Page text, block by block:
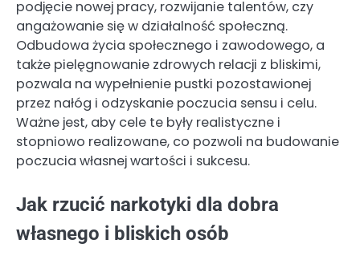
podjęcie nowej pracy, rozwijanie talentów, czy
angażowanie się w działalność społeczną.
Odbudowa życia społecznego i zawodowego, a
także pielęgnowanie zdrowych relacji z bliskimi,
pozwala na wypełnienie pustki pozostawionej
przez nałóg i odzyskanie poczucia sensu i celu.
Ważne jest, aby cele te były realistyczne i
stopniowo realizowane, co pozwoli na budowanie
poczucia własnej wartości i sukcesu.
Jak rzucić narkotyki dla dobra
własnego i bliskich osób